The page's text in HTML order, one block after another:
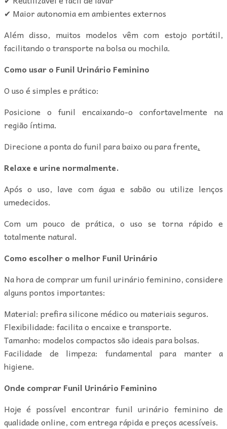
✔ Maior autonomia em ambientes externos
Além disso, muitos modelos vêm com estojo portátil,
facilitando o transporte na bolsa ou mochila.
Como usar o Funil Urinário Feminino
O uso é simples e prático:
Posicione o funil encaixando-o confortavelmente na
região íntima.
Direcione a ponta do funil para baixo ou para frente.
Relaxe e urine normalmente.
Após o uso, lave com água e sabão ou utilize lenços
umedecidos.
Com um pouco de prática, o uso se torna rápido e
totalmente natural.
Como escolher o melhor Funil Urinário
Na hora de comprar um funil urinário feminino, considere
alguns pontos importantes:
Material: prefira silicone médico ou materiais seguros.
Flexibilidade: facilita o encaixe e transporte.
Tamanho: modelos compactos são ideais para bolsas.
Facilidade de limpeza: fundamental para manter a
higiene.
Onde comprar Funil Urinário Feminino
Hoje é possível encontrar funil urinário feminino de
qualidade online, com entrega rápida e preços acessíveis.